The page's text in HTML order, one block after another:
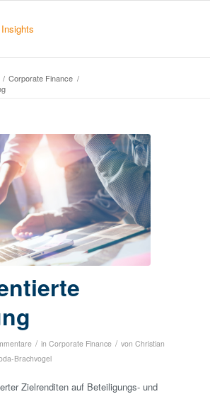
/ Corporate Finance /
/ in Corporate Finance / von Christian
Brachvogel
Zielrenditen auf Beteiligungs- und